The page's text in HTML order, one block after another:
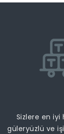
Sizlere en
güleryüzlü ve